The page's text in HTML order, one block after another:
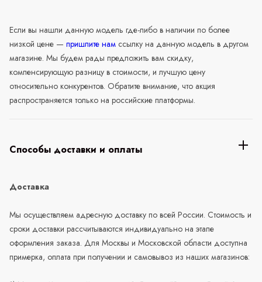
Если вы нашли данную модель где-либо в наличии по более
низкой цене — пришлите нам ссылку на данную модель в другом
магазине. Мы будем рады предложить вам скидку,
компенсирующую разницу в стоимости, и лучшую цену
относительно конкурентов. Обратите внимание, что акция
распространяется только на российские платформы.
Способы доставки и оплаты
Доставка
Мы осуществляем адресную доставку по всей России. Стоимость и
сроки доставки рассчитываются индивидуально на этапе
оформления заказа. Для Москвы и Московской области доступна
примерка, оплата при получении и самовывоз из наших магазинов: